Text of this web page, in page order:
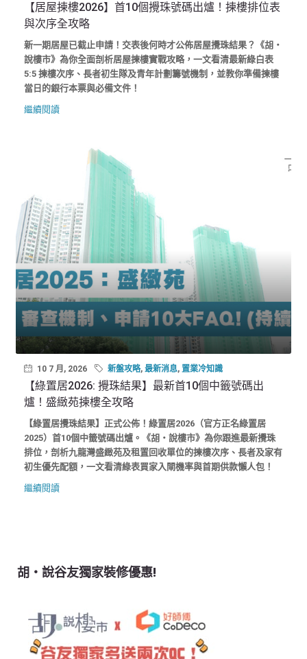
【居屋揀樓2026】首10個攪珠號碼出爐！揀樓排位表
與次序全攻略
新一期居屋已截止申請！交表後何時才公佈居屋攪珠結果？《胡‧
說樓市》為你全面剖析居屋揀樓實戰攻略，一文看清最新綠白表
5:5 揀樓次序、長者初生隊及青年計劃籌號機制，並教你準備揀樓
當日的銀行本票與必備文件！
繼續閱讀
10 7 月, 2026 新盤攻略, 最新消息, 置業冷知識
【綠置居2026: 攪珠結果】最新首10個中籤號碼出
爐！盛緻苑揀樓全攻略
【綠置居攪珠結果】正式公佈！綠置居2026（官方正名綠置居
2025）首10個中籤號碼出爐。《胡‧說樓市》為你跟進最新攪珠
排位，剖析九龍灣盛緻苑及租置回收單位的揀樓次序、長者及家有
初生優先配額，一文看清綠表買家入閘機率與首期供款懶人包！
繼續閱讀
胡‧說谷友獨家裝修優惠!